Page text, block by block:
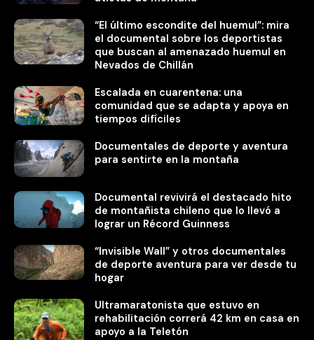
“El último escondite del huemul”: mira
el documental sobre los deportistas
que buscan al amenazado huemul en
Nevados de Chillán
Escalada en cuarentena: una
comunidad que se adapta y apoya en
tiempos difíciles
Documentales de deporte y aventura
para sentirte en la montaña
Documental revivirá el destacado hito
de montañista chileno que lo llevó a
lograr un Récord Guinness
“Invisible Wall” y otros documentales
de deporte aventura para ver desde tu
hogar
Ultramaratonista que estuvo en
rehabilitación correrá 42 km en casa en
apoyo a la Teletón